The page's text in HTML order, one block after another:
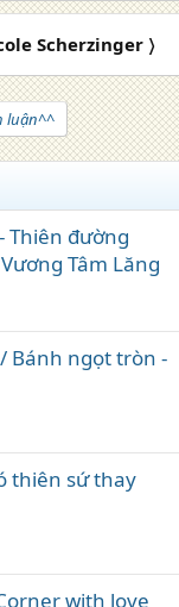
Scherzinger 〉
luận^^
Thiên đường
Tâm Lăng
Bánh ngọt tròn -
thiên sứ thay
with love